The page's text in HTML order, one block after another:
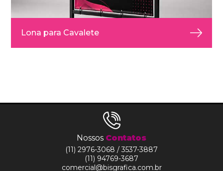
Lona para Cavalete
Nossos Contatos
(11) 2976-3068 / 3537-3887
(11) 94769-3687
comercial@bisgrafica.com.br